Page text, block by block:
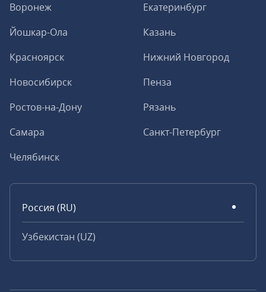
Воронеж
Екатеринбург
Йошкар-Ола
Казань
Красноярск
Нижний Новгород
Новосибирск
Пенза
Ростов-на-Дону
Рязань
Самара
Санкт-Петербург
Челябинск
Россия (RU)
Узбекистан (UZ)